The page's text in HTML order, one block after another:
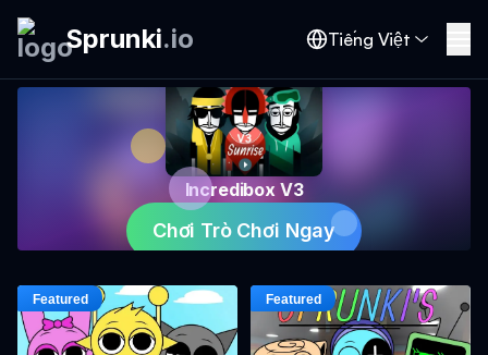
Sprunki.io Tiếng Việt
Incredibox V3
Chơi Trò Chơi Ngay